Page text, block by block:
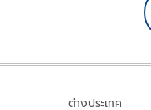
ต่างประเทศ